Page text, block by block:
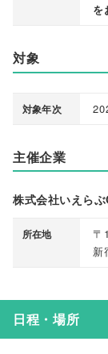
を
対象
対象年次
主催企業
株式会社いえら
所在地
〒
新
日程・場所